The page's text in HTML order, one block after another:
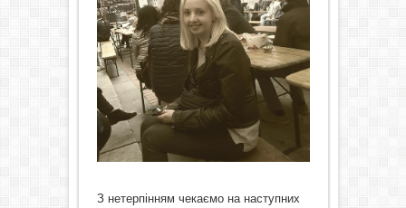
З нетерпінням чекаємо на наступних